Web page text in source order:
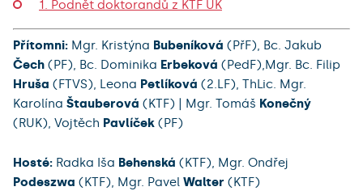
1. Podnět doktorandů z KTF UK
Přítomni: Mgr. Kristýna Bubeníková (PřF), Bc. Jakub
Čech (PF), Bc. Dominika Erbeková (PedF),Mgr. Bc. Filip
Hruša (FTVS), Leona Petlíková (2.LF), ThLic. Mgr.
Karolína Štauberová (KTF) | Mgr. Tomáš Konečný
(RUK), Vojtěch Pavlíček (PF)
Hosté: Radka Iša Behenská (KTF), Mgr. Ondřej
Podeszwa (KTF), Mgr. Pavel Walter (KTF)